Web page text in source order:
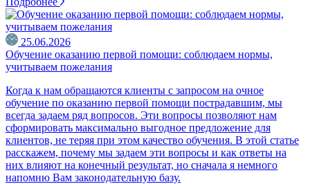
25.06.2026
Обучение оказанию первой помощи: соблюдаем нормы,
учитываем пожелания
Когда к нам обращаются клиенты с запросом на очное
обучение по оказанию первой помощи пострадавшим, мы
всегда задаем ряд вопросов. Эти вопросы позволяют нам
сформировать максимально выгодное предложение для
клиентов, не теряя при этом качество обучения. В этой статье
расскажем, почему мы задаем эти вопросы и как ответы на
них влияют на конечный результат, но сначала я немного
напомню Вам законодательную базу.